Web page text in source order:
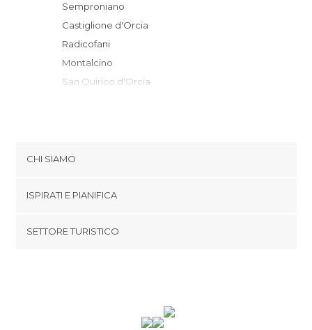
Semproniano
Castiglione d'Orcia
Radicofani
Montalcino
San Quirico d'Orcia
Pitigliano
Sarteano
Montepulciano
CHI SIAMO
Termini e Condizioni
ISPIRATI E PIANIFICA
SETTORE TURISTICO